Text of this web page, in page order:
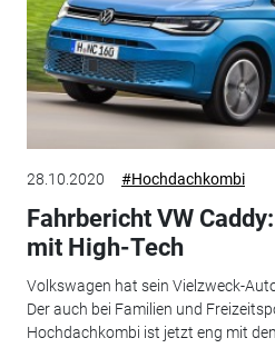
28.10.2020 #Hochdachkombi
Fahrbericht VW
mit High-Tech
Volkswagen hat sein Vielzweck-
Der auch bei Familien und
Hochdachkombi ist jetzt eng mit